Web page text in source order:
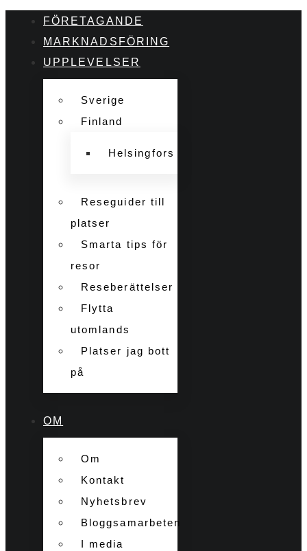
FÖRETAGANDE
MARKNADSFÖRING
UPPLEVELSER
Sverige
Finland
Helsingfors
Reseguider till
platser
Smarta tips för
resor
Reseberättelser
Flytta
utomlands
Platser jag bott
på
OM
Om
Kontakt
Nyhetsbrev
Bloggsamarbeten
I media